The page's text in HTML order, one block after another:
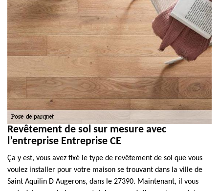
Revêtement de sol sur mesure avec
l’entreprise Entreprise CE
Ça y est, vous avez fixé le type de revêtement de sol que vous
voulez installer pour votre maison se trouvant dans la ville de
Saint Aquilin D Augerons, dans le 27390. Maintenant, il vous